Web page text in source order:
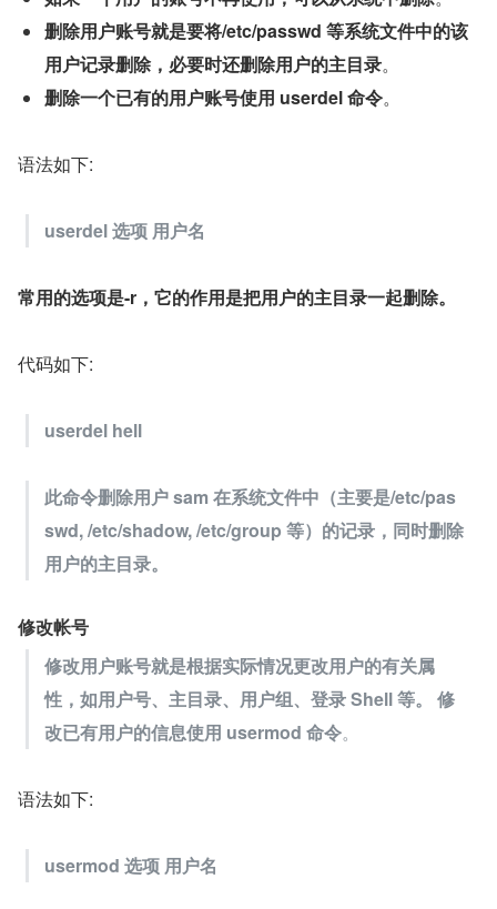
删除用户账号就是要将/etc/passwd 等系统文件中的该
用户记录删除，必要时还删除用户的主目录。
删除一个已有的用户账号使用 userdel 命令。
语法如下:
userdel 选项 用户名
常用的选项是-r，它的作用是把用户的主目录一起删除。
代码如下:
userdel hell
此命令删除用户 sam 在系统文件中（主要是/etc/pas
swd, /etc/shadow, /etc/group 等）的记录，同时删除
用户的主目录。
修改帐号
修改用户账号就是根据实际情况更改用户的有关属
性，如用户号、主目录、用户组、登录 Shell 等。 修
改已有用户的信息使用 usermod 命令。
语法如下:
usermod 选项 用户名